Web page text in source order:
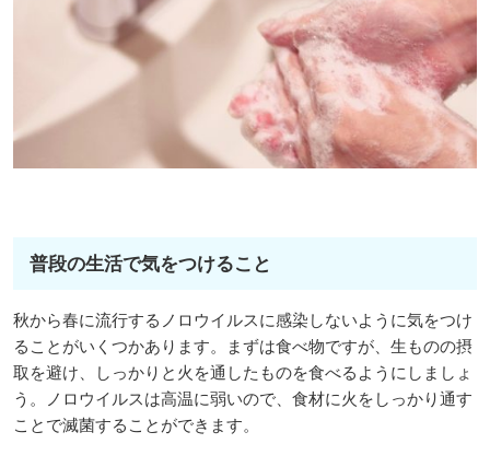
普段の生活で気をつけること
秋から春に流行するノロウイルスに感染しないように気をつけ
ることがいくつかあります。まずは食べ物ですが、生ものの摂
取を避け、しっかりと火を通したものを食べるようにしましょ
う。ノロウイルスは高温に弱いので、食材に火をしっかり通す
ことで滅菌することができます。